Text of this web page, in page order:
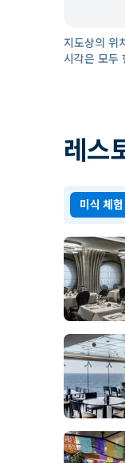
지도상의 위
시각은 모두
레스
미식 체험